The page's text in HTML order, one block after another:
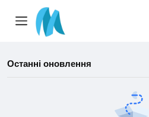
Останні оновлення